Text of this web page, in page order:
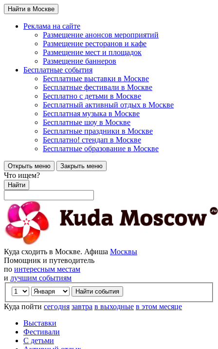
Найти в Москве
Реклама на сайте
Размещение анонсов мероприятий
Размещение ресторанов и кафе
Размещение мест и площадок
Размещение баннеров
Бесплатные события
Бесплатные выставки в Москве
Бесплатные фестивали в Москве
Бесплатно с детьми в Москве
Бесплатный активный отдых в Москве
Бесплатная музыка в Москве
Бесплатные шоу в Москве
Бесплатные праздники в Москве
Бесплатно! стендап в Москве
Бесплатные образование в Москве
Открыть меню Закрыть меню
Что ищем?
Найти
Куда сходить в Москве. Афиша Москвы
Помощник и путеводитель
по интересным местам
и лучшим событиям
Куда пойти сегодня завтра в выходные в этом месяце
Выставки
Фестивали
С детьми